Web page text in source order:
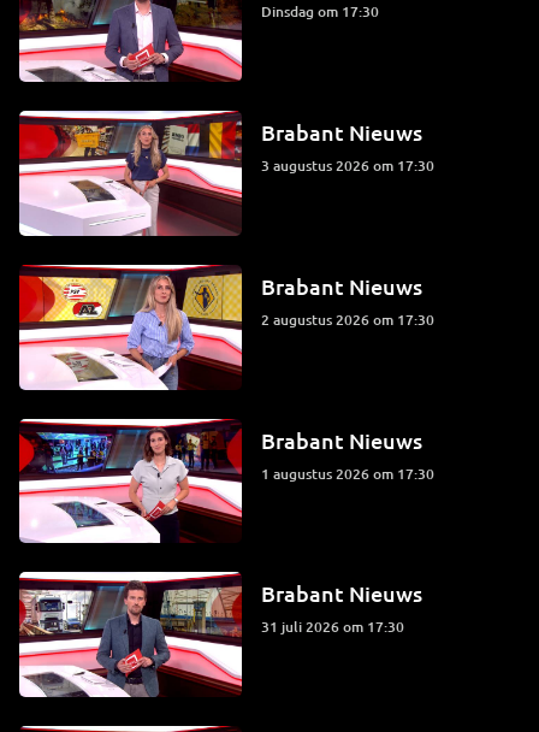
dinsdag om 17:30
Brabant Nieuws
3 augustus 2026 om 17:30
Brabant Nieuws
2 augustus 2026 om 17:30
Brabant Nieuws
1 augustus 2026 om 17:30
Brabant Nieuws
31 juli 2026 om 17:30